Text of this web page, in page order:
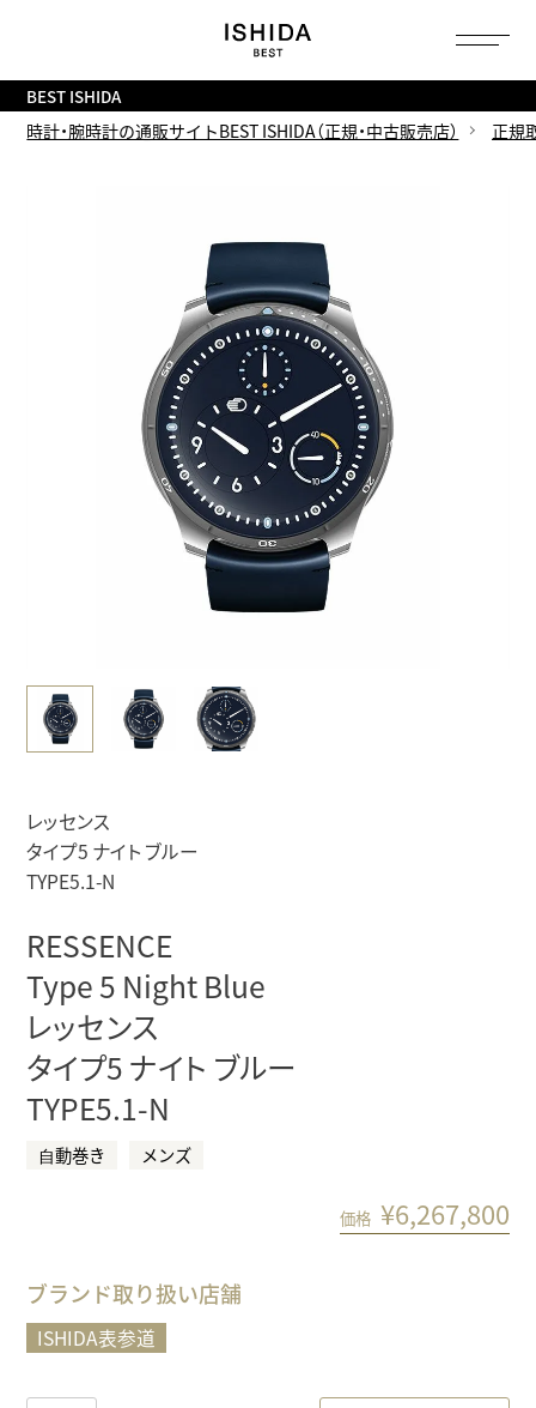
BEST ISHIDA
時計・腕時計の通販サイトBEST ISHIDA（正規・中古販売店）
正規
レッセンス
タイプ5 ナイト ブルー
TYPE5.1-N
RESSENCE
Type 5 Night Blue
レッセンス
タイプ5 ナイト ブルー
TYPE5.1-N
⾃動巻き メンズ
価格 ¥6,267,800
ブランド取り扱い店舗
ISHIDA表参道
へ